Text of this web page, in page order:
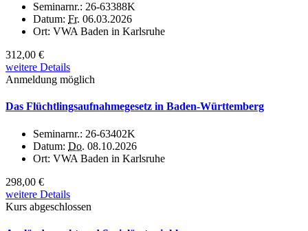
Seminarnr.: 26-63388K
Datum: Fr. 06.03.2026
Ort: VWA Baden in Karlsruhe
312,00 €
weitere Details
Anmeldung möglich
Das Flüchtlingsaufnahmegesetz in Baden-Württemberg
Seminarnr.: 26-63402K
Datum: Do. 08.10.2026
Ort: VWA Baden in Karlsruhe
298,00 €
weitere Details
Kurs abgeschlossen